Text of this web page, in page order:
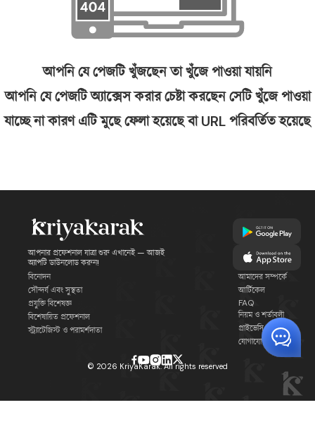
আপনি যে পেজটি খুঁজছেন তা খুঁজে পাওয়া যায়নি
আপনি যে পেজটি অ্যাক্সেস করার চেষ্টা করছেন সেটি খুঁজে পাওয়া
যাচ্ছে না কারণ এটি মুছে ফেলা হয়েছে বা URL পরিবর্তিত হয়েছে
আপনার প্রফেশনাল যাত্রা শুরু এখানেই — আজই
অ্যাপটি ডাউনলোড করুন!
বিনোদন
সৌন্দর্য এবং সুস্থতা
প্রযুক্তি বিশেষজ্ঞ
বিশেষায়িত প্রফেশনাল
স্ট্র্যাটেজিস্ট ও পরামর্শদাতা
আমাদের সম্পর্কে
আর্টিকেল
FAQ
নিয়ম ও শর্তাবলী
প্রাইভেসি পলিসি
যোগাযোগ
© 2026 KriyaKarak. All rights reserved